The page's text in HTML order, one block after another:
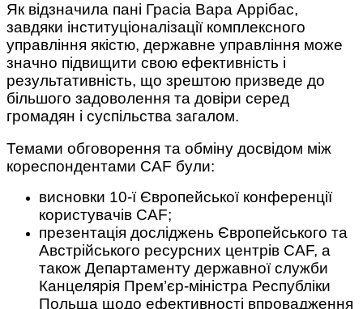
Як відзначила пані Грасіа Вара Аррібас,
завдяки інституціоналізації комплексного
управління якістю, державне управління може
значно підвищити свою ефективність і
результативність, що зрештою призведе до
більшого задоволення та довіри серед
громадян і суспільства загалом.
Темами обговорення та обміну досвідом між
кореспондентами CAF були:
висновки 10-ї Європейської конференції
користувачів CAF;
презентація досліджень Європейського та
Австрійського ресурсних центрів CAF, а
також Департаменту державної служби
Канцелярія Прем’єр-міністра Республіки
Польща щодо ефективності впровадження